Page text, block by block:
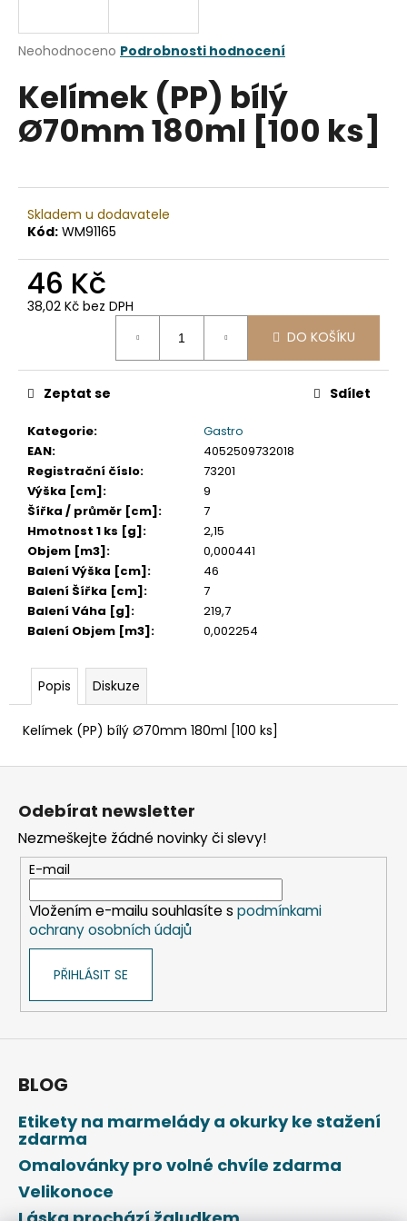
Průměrné
produktu
je
0,0
z
Neohodnoceno Podrobnosti hodnocení
Kelímek (PP) bílý
Ø70mm 180ml [100 ks]
Skladem u dodavatele
Kód: WM91165
46 Kč
38,02 Kč bez DPH
DO KOŠÍKU
Kategorie:
Gastro
EAN:
4052509732018
Registrační číslo:
73201
Výška [cm]:
9
Šířka / průměr [cm]:
7
Hmotnost 1 ks [g]:
2,15
Objem [m3]:
0,000441
Balení Výška [cm]:
46
Balení Šířka [cm]:
7
Balení Váha [g]:
219,7
Balení Objem [m3]: 0,002254
Zeptat se Sdílet
Popis Diskuze
Kelímek (PP) bílý Ø70mm 180ml [100 ks]
j
t
?
HLEDAT
D
o
r
u
u
e
m
e
ETIKETA,
70X37
MM,
240
KS/
BAL.
59
Z
Odebírat newsletter
Nezmeškejte žádné novinky či slevy!
E-mail
Vložením e-mailu souhlasíte s podmínkami
ochrany osobních údajů
PŘIHLÁSIT SE
BLOG
Etikety na marmelády a okurky ke stažení
zdarma
Omalovánky pro volné chvíle zdarma
Velikonoce